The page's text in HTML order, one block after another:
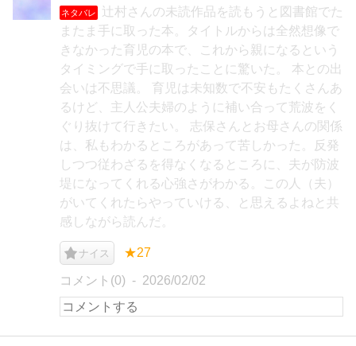
ネタバレ
辻村さんの未読作品を読もうと図書館でた
またま手に取った本。タイトルからは全然想像で
きなかった育児の本で、これから親になるという
タイミングで手に取ったことに驚いた。 本との出
会いは不思議。 育児は未知数で不安もたくさんあ
るけど、主人公夫婦のように補い合って荒波をく
ぐり抜けて行きたい。 志保さんとお母さんの関係
は、私もわかるところがあって苦しかった。反発
しつつ従わざるを得なくなるところに、夫が防波
堤になってくれる心強さがわかる。この人（夫）
がいてくれたらやっていける、と思えるよねと共
感しながら読んだ。
ナイス ★27
コメント(0) 2026/02/02